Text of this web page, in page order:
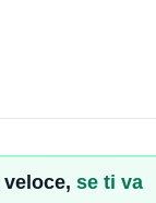
veloce,se ti va